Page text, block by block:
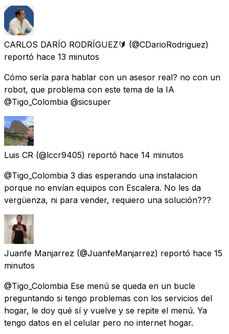
CARLOS DARÍO RODRÍGUEZ🔰 (@CDarioRodriguez)
reportó hace 13 minutos
Cómo sería para hablar con un asesor real? no con un
robot, que problema con este tema de la IA
@Tigo_Colombia @sicsuper
Luis CR (@lccr9405) reportó hace 14 minutos
@Tigo_Colombia 3 dias esperando una instalacion
porque no envían equipos con Escalera. No les da
vergüenza, ni para vender, requiero una solución???
Juanfe Manjarrez (@JuanfeManjarrez) reportó hace 15
minutos
@Tigo_Colombia Ese menú se queda en un bucle
preguntando si tengo problemas con los servicios del
hogar, le doy qué sí y vuelve y se repite el menú. Ya
tengo datos en el celular pero no internet hogar.